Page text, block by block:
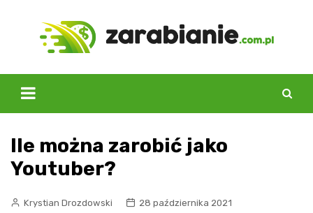
Ile można zarobić jako
Youtuber?
Krystian Drozdowski
28 października 2021